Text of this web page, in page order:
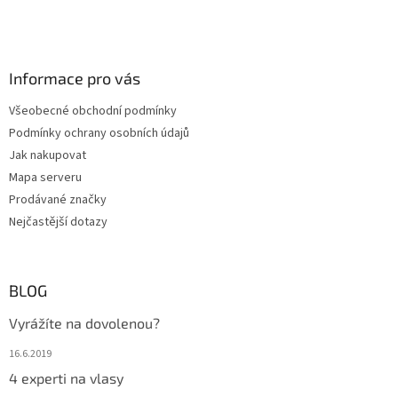
Informace pro vás
Všeobecné obchodní podmínky
Podmínky ochrany osobních údajů
Jak nakupovat
Mapa serveru
Prodávané značky
Nejčastější dotazy
BLOG
Vyrážíte na dovolenou?
16.6.2019
4 experti na vlasy